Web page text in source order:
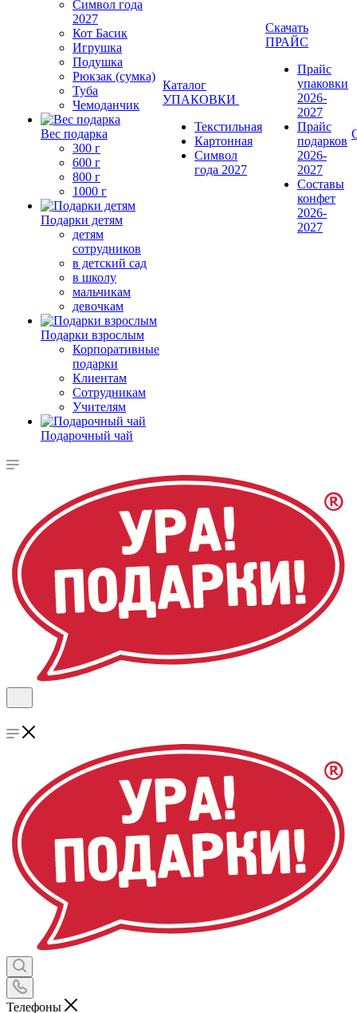
Символ года
2027
Кот Басик
Игрушка
Подушка
Рюкзак (сумка)
Туба
Чемоданчик
Вес подарка
300 г
600 г
800 г
1000 г
Подарки детям
детям
сотрудников
в детский сад
в школу
мальчикам
девочкам
Подарки взрослым
Корпоративные
подарки
Клиентам
Сотрудникам
Учителям
Подарочный чай
Каталог
УПАКОВКИ
Текстильная
Картонная
Символ
года 2027
Скачать
ПРАЙС
Прайс
упаковки
2026-
2027
Прайс
подарков
2026-
2027
Составы
конфет
2026-
2027
Телефоны